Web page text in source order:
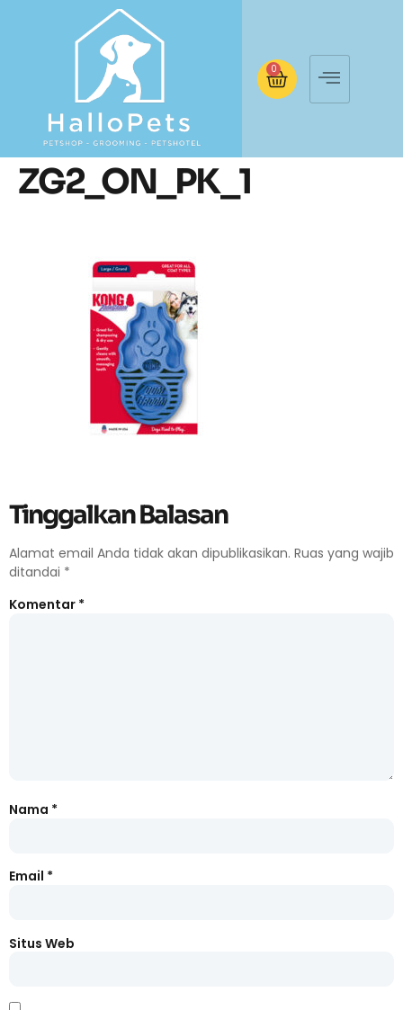
0
ZG2_ON_PK_1
Tinggalkan Balasan
Alamat email Anda tidak akan dipublikasikan. Ruas yang wajib
ditandai *
Komentar *
Nama *
Email *
Situs Web